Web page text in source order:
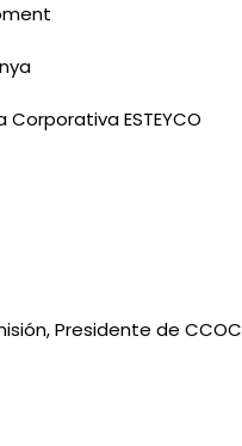
ESTEYCO
Presidente de CCOC